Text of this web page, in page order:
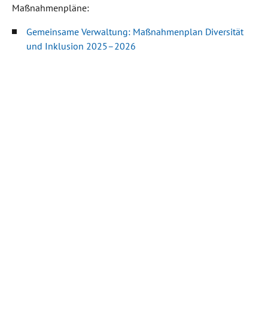
Maßnahmenpläne:
Gemeinsame Verwaltung: Maßnahmenplan Diversität
und Inklusion 2025–2026